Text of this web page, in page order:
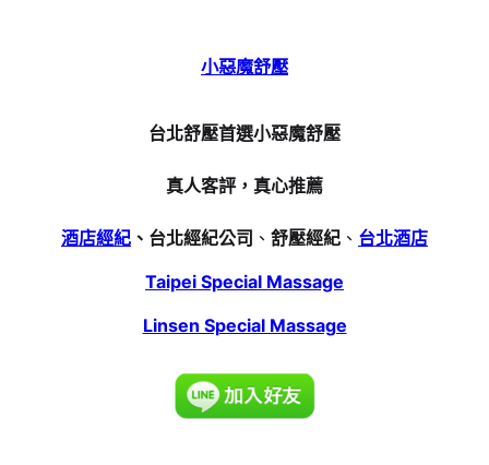
小惡魔舒壓
台北舒壓首選小惡魔舒壓
真人客評，真心推薦
酒店經紀 、台北經紀公司 、 舒壓經紀 、 台北酒店
Taipei Special Massage
Linsen Special Massage